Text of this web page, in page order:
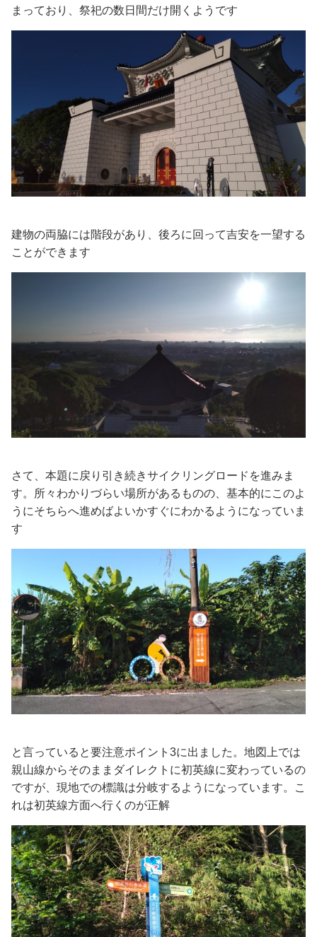
まっており、祭祀の数日間だけ開くようです
建物の両脇には階段があり、後ろに回って吉安を一望する
ことができます
さて、本題に戻り引き続きサイクリングロードを進みま
す。所々わかりづらい場所があるものの、基本的にこのよ
うにそちらへ進めばよいかすぐにわかるようになっていま
す
と言っていると要注意ポイント3に出ました。地図上では
親山線からそのままダイレクトに初英線に変わっているの
ですが、現地での標識は分岐するようになっています。こ
れは初英線方面へ行くのが正解